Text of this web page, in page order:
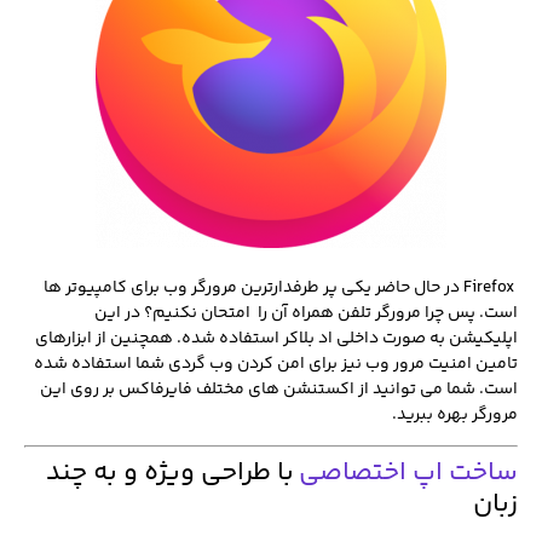
‏ Firefox در حال حاضر یکی پر طرفدارترین مرورگر وب برای کامپیوتر ها
است. پس چرا مرورگر تلفن همراه آن را امتحان نکنیم؟ در این
اپلیکیشن به صورت داخلی اد بلاکر استفاده شده. همچنین از ابزارهای
تامین امنیت مرور وب نیز برای امن کردن وب گردی شما استفاده شده
است. شما می توانید از اکستنشن های مختلف فایرفاکس بر روی این
مرورگر بهره ببرید.
ساخت اپ اختصاصی با طراحی ویژه و به چند
زبان